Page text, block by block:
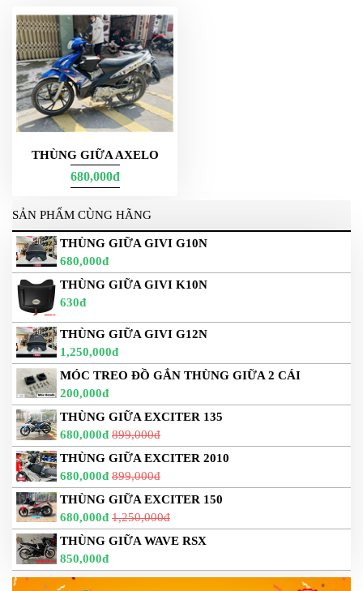
THÙNG GIỮA AXELO
680,000đ
SẢN PHẨM CÙNG HÃNG
THÙNG GIỮA GIVI G10N
680,000đ
THÙNG GIỮA GIVI K10N
630đ
THÙNG GIỮA GIVI G12N
1,250,000đ
MÓC TREO ĐỒ GẮN THÙNG GIỮA 2 CÁI
200,000đ
THÙNG GIỮA EXCITER 135
680,000đ 899,000đ
THÙNG GIỮA EXCITER 2010
680,000đ 899,000đ
THÙNG GIỮA EXCITER 150
680,000đ 1,250,000đ
THÙNG GIỮA WAVE RSX
850,000đ